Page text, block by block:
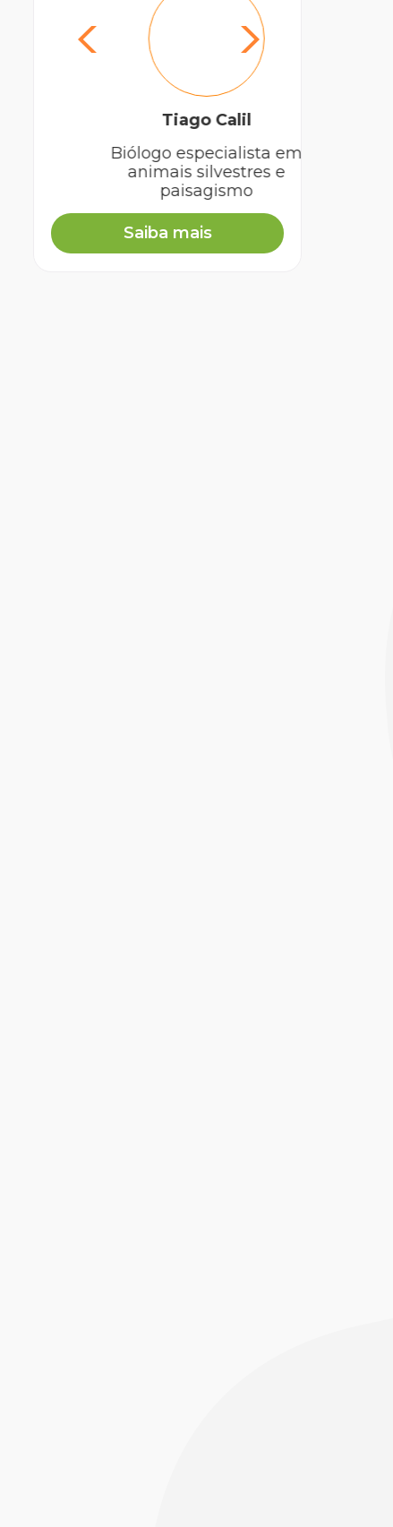
Tiago Calil
Biólogo especialista em
animais silvestres e
paisagismo